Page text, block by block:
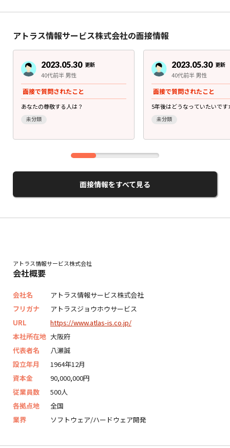
アトラス情報サービス株式会社の面接情報
2023.05.30 更新
40代前半 男性
面接で質問されたこと
あなたの尊敬する人は？
未分類
2023.05.30 更新
40代前半 男性
面接で質問されたこと
5年後はどうなっていたいです
未分類
面接情報をすべて見る
アトラス情報サービス株式会社
会社概要
会社名
アトラス情報サービス株式会社
フリガナ
アトラスジョウホウサービス
URL
https://www.atlas-is.co.jp/
本社所在地 大阪府
代表者名
八瀬誠
設立年月
1964年12月
資本金
90,000,000円
従業員数
500人
各拠点地
全国
業界
ソフトウェア/ハードウェア開発